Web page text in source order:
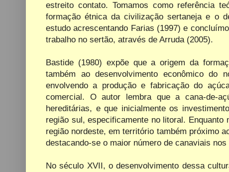
estreito contato. Tomamos como referência
formação étnica da civilização sertaneja e o
estudo acrescentando Farias (1997) e
trabalho no sertão, através de Arruda (2005).
Bastide (1980) expõe que a origem da
também ao desenvolvimento econômico do
envolvendo a produção e fabricação do
comercial. O autor lembra que a cana-de-
hereditárias, e que inicialmente os
região sul, especificamente no litoral.
região nordeste, em território também próximo
destacando-se o maior número de canaviais
No século XVII, o desenvolvimento dessa